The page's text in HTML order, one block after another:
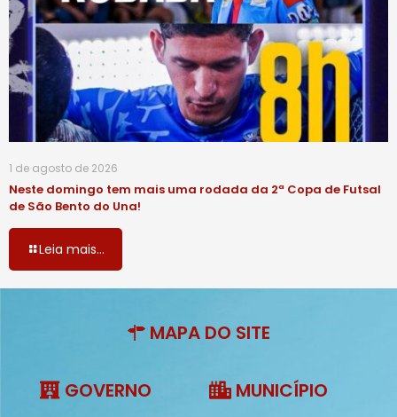
1 de agosto de 2026
Neste domingo tem mais uma rodada da 2ª Copa de Futsal
de São Bento do Una!
Leia mais...
MAPA DO SITE
GOVERNO MUNICÍPIO